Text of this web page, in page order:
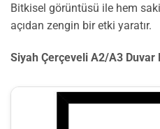
Bitkisel görüntüsü ile hem
açıdan zengin bir etki yaratır.
Siyah Çerçeveli A2/A3 Duvar